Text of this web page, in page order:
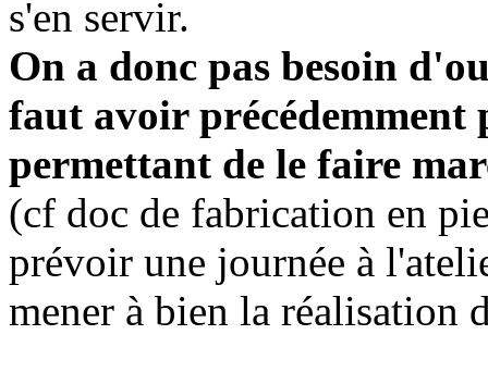
s'en servir.
On a donc pas besoin
faut avoir précédemment
permettant de le faire
(cf doc de fabrication en
prévoir une journée à
mener à bien la réalisation